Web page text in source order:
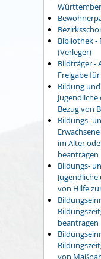
Bibliothek -
(Verleger)
Bildträger -
Freigabe
Bildung
Bezug von
Bildungs-
im Alter
beantragen
Bildungs-
von Hilfe
beantragen
von